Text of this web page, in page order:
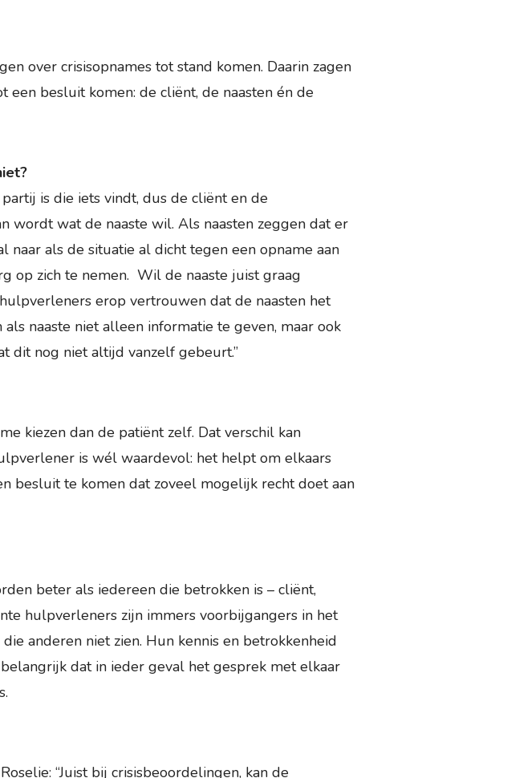
over crisisopnames tot stand komen. Daarin zagen
besluit komen: de cliënt, de naasten én de
is die iets vindt, dus de cliënt en de
wordt wat de naaste wil. Als naasten zeggen dat er
als de situatie al dicht tegen een opname aan
op zich te nemen. Wil de naaste juist graag
erop vertrouwen dat de naasten het
naaste niet alleen informatie te geven, maar ook
dit nog niet altijd vanzelf gebeurt.”
kiezen dan de patiënt zelf. Dat verschil kan
is wél waardevol: het helpt om elkaars
besluit te komen dat zoveel mogelijk recht doet aan
beter als iedereen die betrokken is – cliënt,
hulpverleners zijn immers voorbijgangers in het
anderen niet zien. Hun kennis en betrokkenheid
dat in ieder geval het gesprek met elkaar
“Juist bij crisisbeoordelingen, kan de